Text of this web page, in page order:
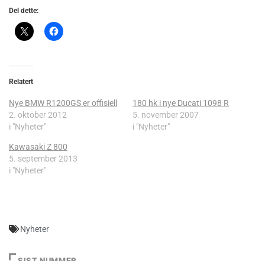
Del dette:
Relatert
Nye BMW R1200GS er offisiell
2. oktober 2012
i "Nyheter"
180 hk i nye Ducati 1098 R
5. november 2007
i "Nyheter"
Kawasaki Z 800
5. september 2013
i "Nyheter"
Nyheter